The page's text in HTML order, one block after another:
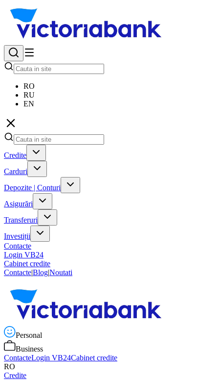
RO
RU
EN
Credite
Carduri
Depozite | Conturi
Asigurări
Transferuri
Investiții
Contacte
Login VB24
Cabinet credite
Contacte|Blog|Noutati
Personal
Business
ContacteLogin VB24Cabinet credite
RO
Credite